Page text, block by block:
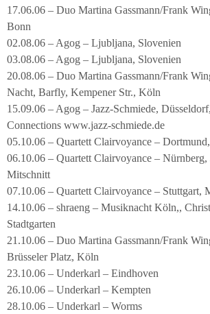
17.06.06 – Duo Martina Gassmann/Frank
Bonn
02.08.06 – Agog – Ljubljana, Slovenien
03.08.06 – Agog – Ljubljana, Slovenien
20.08.06 – Duo Martina Gassmann/Frank
Nacht, Barfly, Kempener Str., Köln
15.09.06 – Agog – Jazz-Schmiede,
Connections www.jazz-schmiede.de
05.10.06 – Quartett Clairvoyance –
06.10.06 – Quartett Clairvoyance –
Mitschnitt
07.10.06 – Quartett Clairvoyance – Stuttgart,
14.10.06 – shraeng – Musiknacht Köln,,
Stadtgarten
21.10.06 – Duo Martina Gassmann/Frank
Brüsseler Platz, Köln
23.10.06 – Underkarl – Eindhoven
26.10.06 – Underkarl – Kempten
28.10.06 – Underkarl – Worms